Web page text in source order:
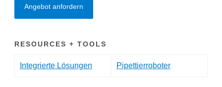
Angebot anfordern
RESOURCES + TOOLS
Integrierte Lösungen Pipettierroboter